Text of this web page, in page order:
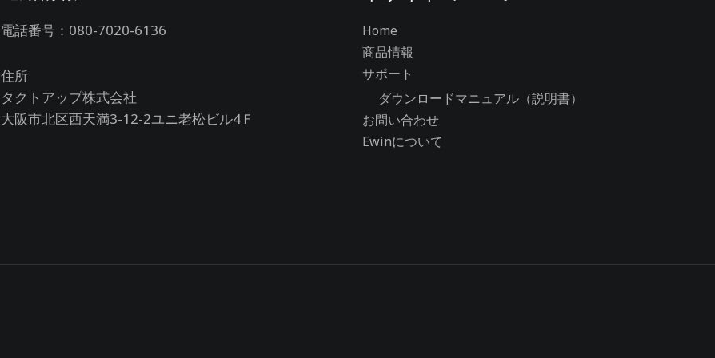
電話番号：080-7020-6136
住所
タクトアップ株式会社
大阪市北区西天満3-12-2ユニ老松ビル4Ｆ
Home
商品情報
サポート
ダウンロードマニュアル（説明書）
お問い合わせ
Ewinについて